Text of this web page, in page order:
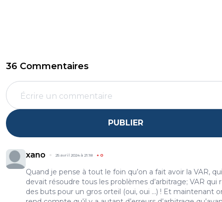
36 Commentaires
PUBLIER
xano 25 avril 2024 à 21:18 + 0
Quand je pense à tout le foin qu’on a fait avoir la VAR, qui
devait résoudre tous les problèmes d’arbitrage; VAR qui
des buts pour un gros orteil (oui, oui …) ! Et maintenant